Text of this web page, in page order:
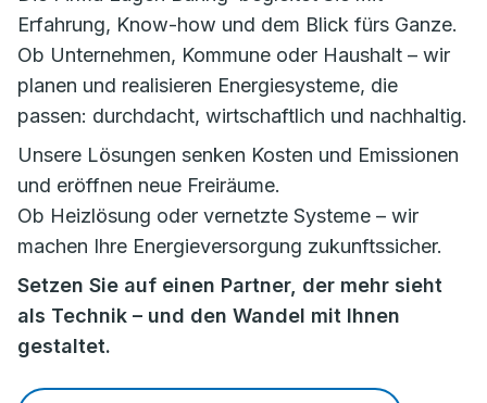
Erfahrung, Know-how und dem Blick fürs Ganze.
Ob Unternehmen, Kommune oder Haushalt – wir
planen und realisieren Energiesysteme, die
passen: durchdacht, wirtschaftlich und nachhaltig.
Unsere Lösungen senken Kosten und Emissionen
und eröffnen neue Freiräume.
Ob Heizlösung oder vernetzte Systeme – wir
machen Ihre Energieversorgung zukunftssicher.
Setzen Sie auf einen Partner, der mehr sieht
als Technik – und den Wandel mit Ihnen
gestaltet.